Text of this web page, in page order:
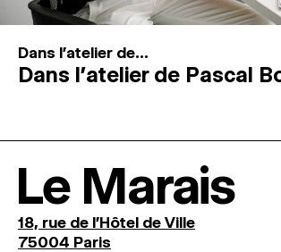
Dans l'atelier de...
Dans l’atelier de Pascal
Le Marais
18, rue de l'Hôtel de Ville
75004 Paris